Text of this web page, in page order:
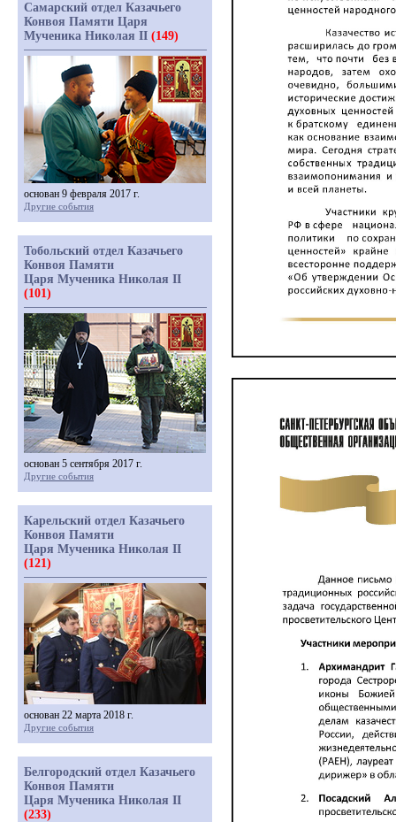
Самарский отдел Казачьего
Конвоя Памяти Царя
Мученика Николая II (149)
основан 9 февраля 2017 г.
Другие события
Тобольский отдел Казачьего
Конвоя Памяти
Царя Мученика Николая II
(101)
основан 5 сентября 2017 г.
Другие события
Карельский отдел Казачьего
Конвоя Памяти
Царя Мученика Николая II
(121)
основан 22 марта 2018 г.
Другие события
Белгородский отдел Казачьего
Конвоя Памяти
Царя Мученика Николая II
(233)